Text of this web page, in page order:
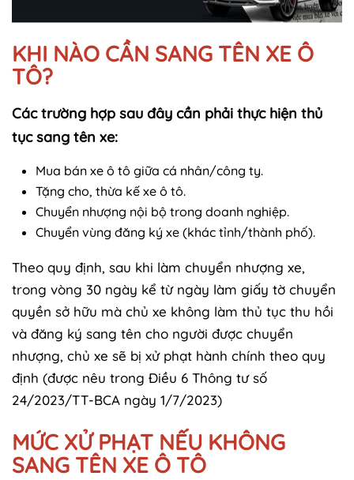
KHI NÀO CẦN SANG TÊN XE Ô
TÔ?
Các trường hợp sau đây cần phải thực hiện thủ
tục sang tên xe:
Mua bán xe ô tô giữa cá nhân/công ty.
Tặng cho, thừa kế xe ô tô.
Chuyển nhượng nội bộ trong doanh nghiệp.
Chuyển vùng đăng ký xe (khác tỉnh/thành phố).
Theo quy định, sau khi làm chuyển nhượng xe,
trong vòng 30 ngày kể từ ngày làm giấy tờ chuyển
quyền sở hữu mà chủ xe không làm thủ tục thu hồi
và đăng ký sang tên cho người được chuyển
nhượng, chủ xe sẽ bị xử phạt hành chính theo quy
định (được nêu trong Điều 6 Thông tư số
24/2023/TT-BCA ngày 1/7/2023)
MỨC XỬ PHẠT NẾU KHÔNG
SANG TÊN XE Ô TÔ